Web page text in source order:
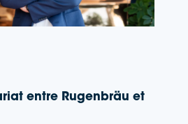
entre Rugenbräu et